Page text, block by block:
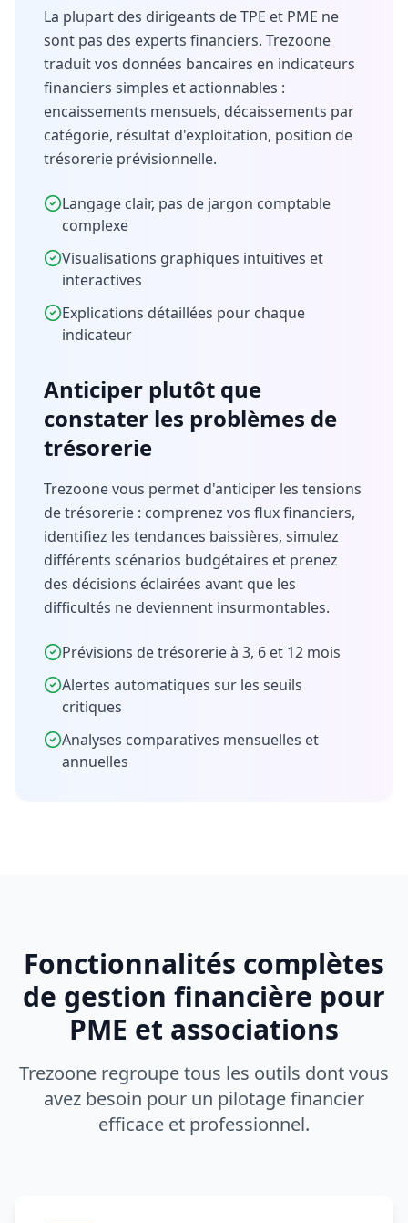
La plupart des dirigeants de TPE et PME ne
sont pas des experts financiers. Trezoone
traduit vos données bancaires en indicateurs
financiers simples et actionnables :
encaissements mensuels, décaissements par
catégorie, résultat d'exploitation, position de
trésorerie prévisionnelle.
Langage clair, pas de jargon comptable
complexe
Visualisations graphiques intuitives et
interactives
Explications détaillées pour chaque
indicateur
Anticiper plutôt que
constater les problèmes de
trésorerie
Trezoone vous permet d'anticiper les tensions
de trésorerie : comprenez vos flux financiers,
identifiez les tendances baissières, simulez
différents scénarios budgétaires et prenez
des décisions éclairées avant que les
difficultés ne deviennent insurmontables.
Prévisions de trésorerie à 3, 6 et 12 mois
Alertes automatiques sur les seuils
critiques
Analyses comparatives mensuelles et
annuelles
Fonctionnalités complètes
de gestion financière pour
PME et associations
Trezoone regroupe tous les outils dont vous
avez besoin pour un pilotage financier
efficace et professionnel.